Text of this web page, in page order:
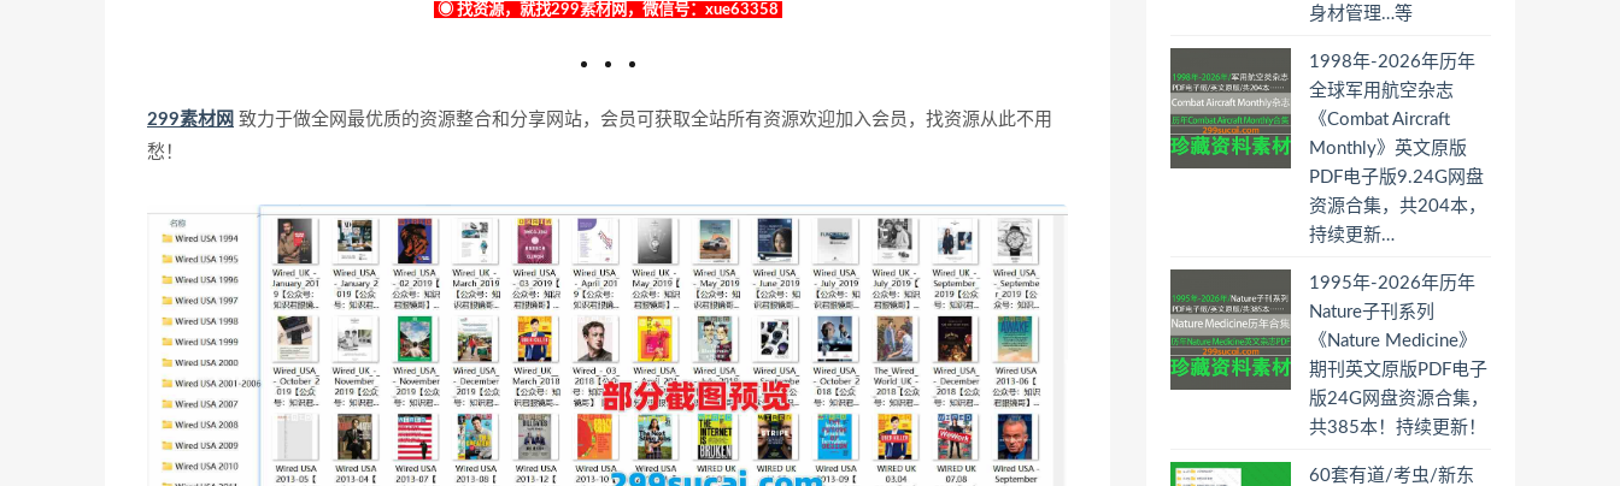
◉ 找资源，就找299素材网，微信号：xue63358
299素材网 致力于做全网最优质的资源整合和分享网站，会员可获取全站所有资源欢迎加入会员，找资源从此不用
愁！
身材管理…等
1998年-2026年历年
全球军用航空杂志
《Combat Aircraft
Monthly》英文原版
PDF电子版9.24G网盘
资源合集，共204本，
持续更新…
1995年-2026年历年
Nature子刊系列
《Nature Medicine》
期刊英文原版PDF电子
版24G网盘资源合集，
共385本！持续更新！
60套有道/考虫/新东